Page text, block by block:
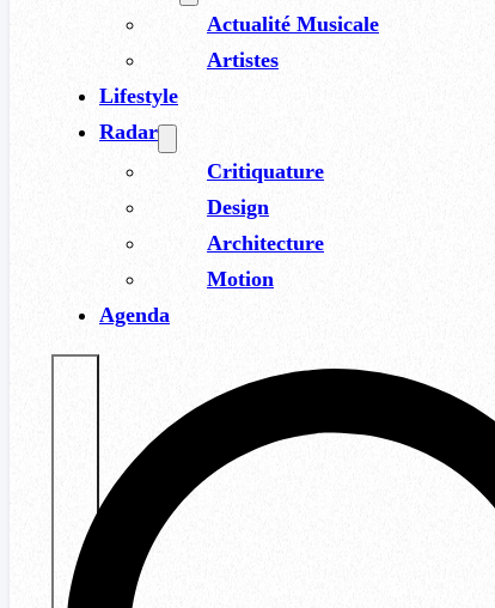
Actualité Musicale
Artistes
Lifestyle
Radar
Critiquature
Design
Architecture
Motion
Agenda